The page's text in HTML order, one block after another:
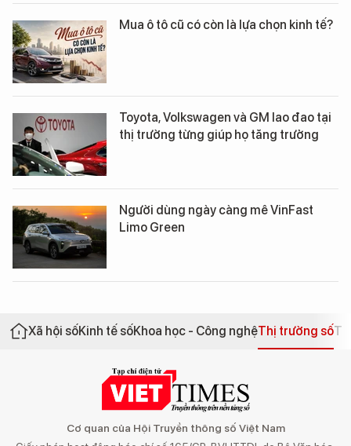
Mua ô tô cũ có còn là lựa chọn kinh tế?
Toyota, Volkswagen và GM lao đao tại
thị trường từng giúp họ tăng trưởng
Người dùng ngày càng mê VinFast
Limo Green
Xã hội sốKinh tế sốKhoa học - Công nghệThị trường số
Cơ quan của Hội Truyền thông số Việt Nam